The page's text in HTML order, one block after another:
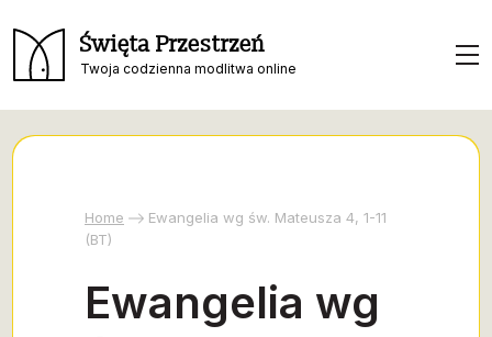
Święta Przestrzeń
Twoja codzienna modlitwa online
Home
Ewangelia wg św. Mateusza 4, 1-11
(BT)
Ewangelia wg